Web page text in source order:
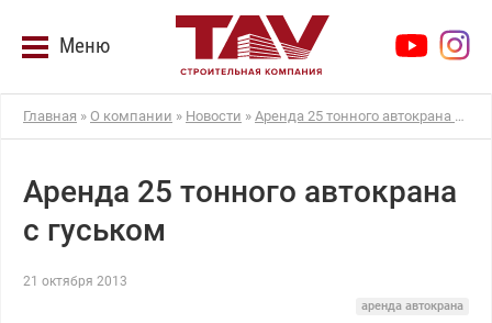
Меню
Главная » О компании » Новости » Аренда 25 тонного автокрана с гуськом
Аренда 25 тонного автокрана
с гуськом
21 октября 2013
аренда автокрана